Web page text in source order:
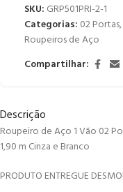
SKU: GRP501PRI-2-1
Categorias: 02 Portas,
Roupeiros de Aço
Compartilhar:
Descrição
Roupeiro de Aço 1 Vão 02
1,90 m Cinza e Branco
PRODUTO ENTREGUE